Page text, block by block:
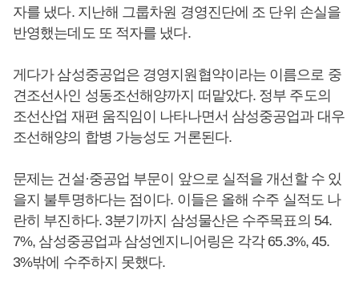
자를 냈다. 지난해 그룹차원 경영진단에 조 단위 손실을
반영했는데도 또 적자를 냈다.
게다가 삼성중공업은 경영지원협약이라는 이름으로 중
견조선사인 성동조선해양까지 떠맡았다. 정부 주도의
조선산업 재편 움직임이 나타나면서 삼성중공업과 대우
조선해양의 합병 가능성도 거론된다.
문제는 건설·중공업 부문이 앞으로 실적을 개선할 수 있
을지 불투명하다는 점이다. 이들은 올해 수주 실적도 나
란히 부진하다. 3분기까지 삼성물산은 수주목표의 54.
7%, 삼성중공업과 삼성엔지니어링은 각각 65.3%, 45.
3%밖에 수주하지 못했다.